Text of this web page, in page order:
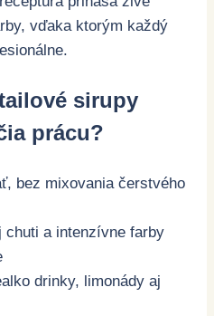
vďaka ktorým každý
sirupy
prácu?
bez mixovania čerstvého
chuti a intenzívne farby
drinky, limonády aj